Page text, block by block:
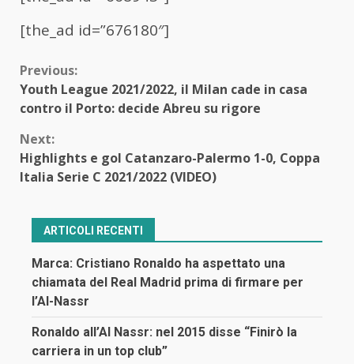
[the_ad id=”676180″]
Continue
Reading
Previous:
Youth League 2021/2022, il Milan cade in casa
contro il Porto: decide Abreu su rigore
Next:
Highlights e gol Catanzaro-Palermo 1-0, Coppa
Italia Serie C 2021/2022 (VIDEO)
ARTICOLI RECENTI
Marca: Cristiano Ronaldo ha aspettato una
chiamata del Real Madrid prima di firmare per
l’Al-Nassr
Ronaldo all’Al Nassr: nel 2015 disse “Finirò la
carriera in un top club”